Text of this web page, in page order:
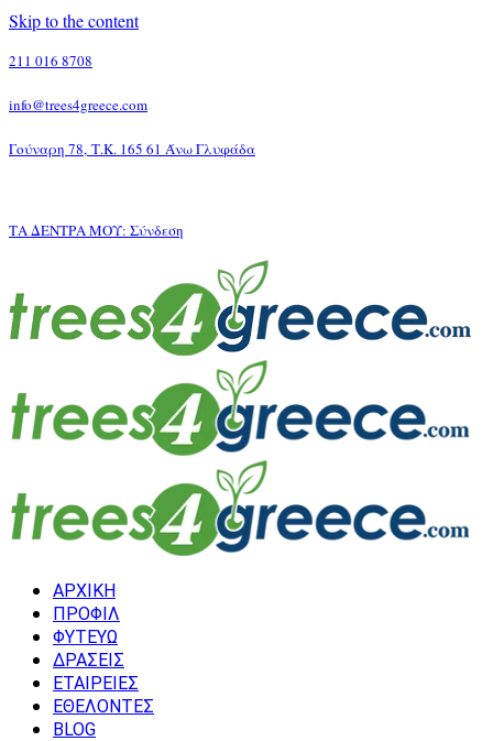
Skip to the content
211 016 8708
info@trees4greece.com
Γούναρη 78, Τ.Κ. 165 61 Άνω Γλυφάδα
ΤΑ ΔΕΝΤΡΑ ΜΟΥ: Σύνδεση
ΑΡΧΙΚΗ
ΠΡΟΦΙΛ
ΦΥΤΕΥΩ
ΔΡΑΣΕΙΣ
ΕΤΑΙΡΕΙΕΣ
ΕΘΕΛΟΝΤΕΣ
BLOG